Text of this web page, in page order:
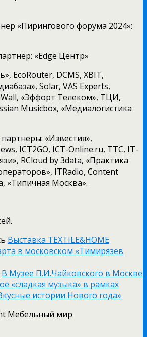
«Пирингового форума 2024»:
«Edge Центр»
EcoRouter, DCMS, XBIT,
Solar, VAS Experts,
«Эффорт Телеком», ТЦИ,
Musicbox, «Медиалогистика
«Известия»,
ICT2GO, ICT-Online.ru, ТТС, IT-
RCloud by 3data, «Практика
ITRadio, Content
«Типичная Москва».
Выставка TEXTILE&HOME
в московском «Тимирязев
В Музее П.И.Чайковского в Москве
«сладкая музыка» в рамках
истории Нового года»
Мебельный мир